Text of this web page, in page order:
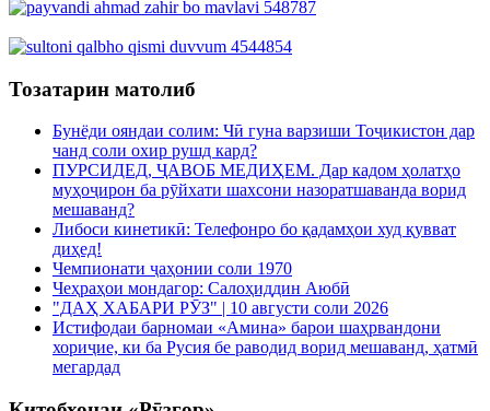
Тозатарин матолиб
Бунёди ояндаи солим: Чӣ гуна варзиши Тоҷикистон дар
чанд соли охир рушд кард?
ПУРСИДЕД, ҶАВОБ МЕДИҲЕМ. Дар кадом ҳолатҳо
муҳоҷирон ба рӯйхати шахсони назоратшаванда ворид
мешаванд?
Либоси кинетикӣ: Телефонро бо қадамҳои худ қувват
диҳед!
Чемпионати ҷаҳонии соли 1970
Чеҳраҳои мондагор: Салоҳиддин Аюбӣ
"ДАҲ ХАБАРИ РӮЗ" | 10 августи соли 2026
Истифодаи барномаи «Амина» барои шаҳрвандони
хориҷие, ки ба Русия бе раводид ворид мешаванд, ҳатмӣ
мегардад